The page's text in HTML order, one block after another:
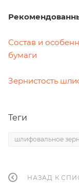
Состав и
бумаги
Зернистость
Теги
шлифовальное
НАЗАД К